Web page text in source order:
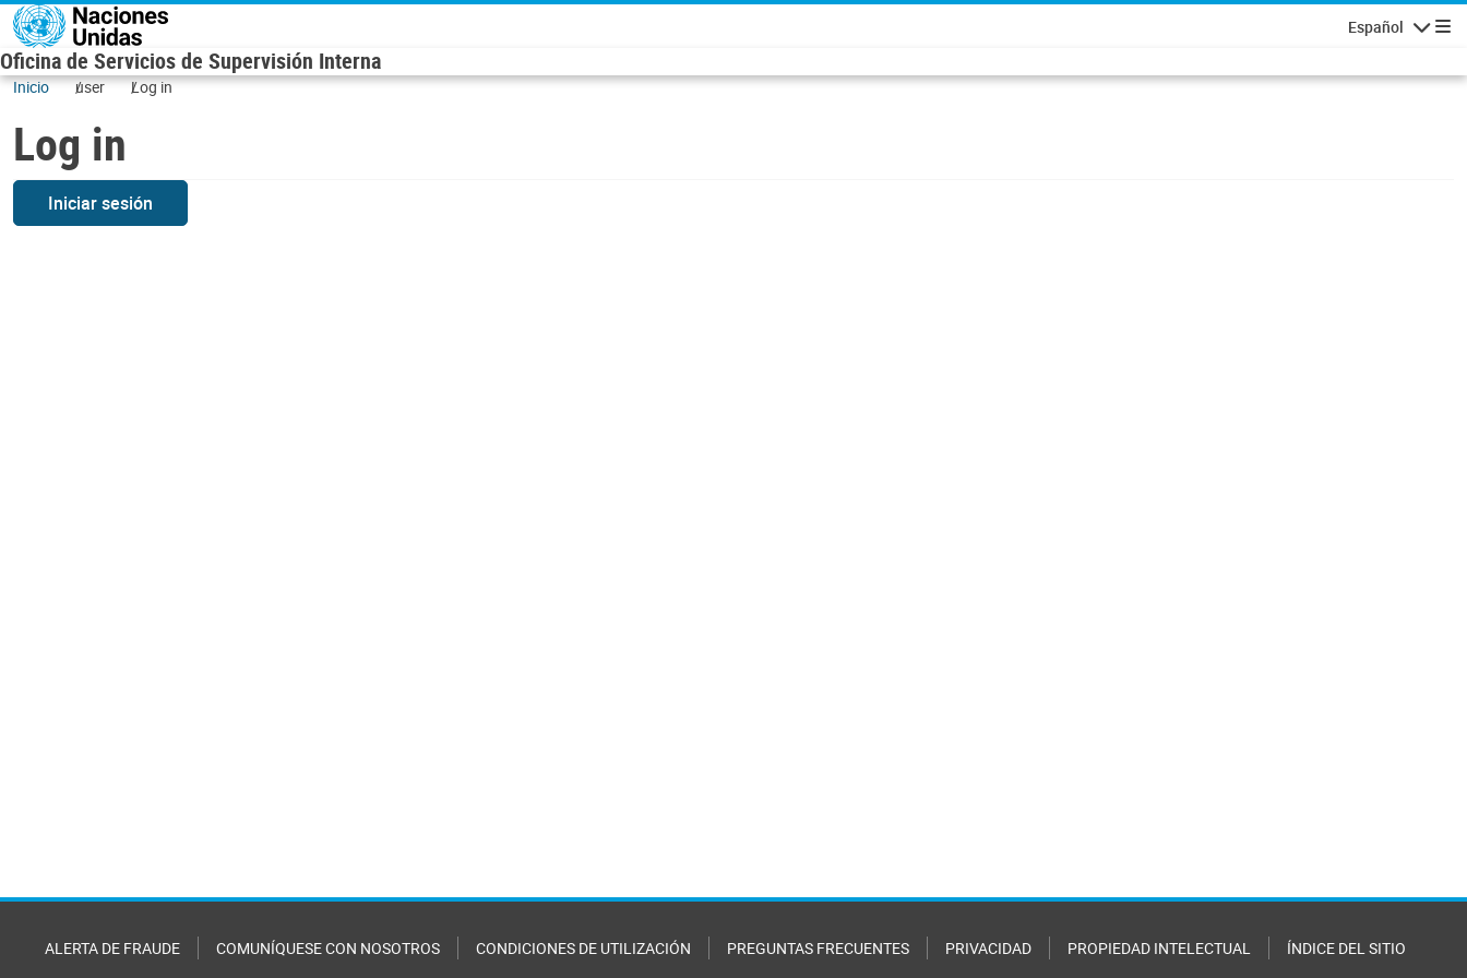
Skip to main content
Español
Oficina de Servicios de Supervisión Interna
Inicio user Log in
Log in
Iniciar sesión
ALERTA DE FRAUDE COMUNÍQUESE CON NOSOTROS CONDICIONES DE UTILIZACIÓN PREGUNTAS FRECUENTES PRIVACIDAD PROPIEDAD INTELECTUAL ÍNDICE DEL SITIO